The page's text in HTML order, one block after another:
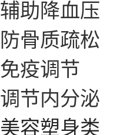
辅助降血压
防骨质疏松
免疫调节
调节内分泌
美容塑身类